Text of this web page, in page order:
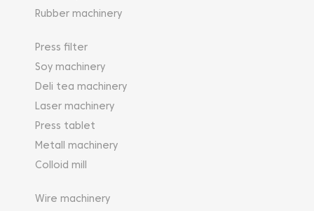
Rubber machinery
Press filter
Soy machinery
Deli tea machinery
Laser machinery
Press tablet
Metall machinery
Colloid mill
Wire machinery